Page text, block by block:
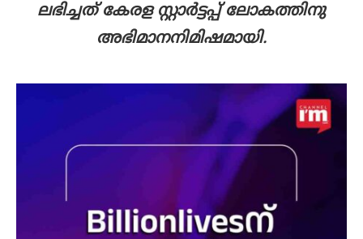
ലഭിച്ചത് കേരള സ്റ്റാർട്ടപ്പ് ലോകത്തിനു
അഭിമാനനിമിഷമായി.